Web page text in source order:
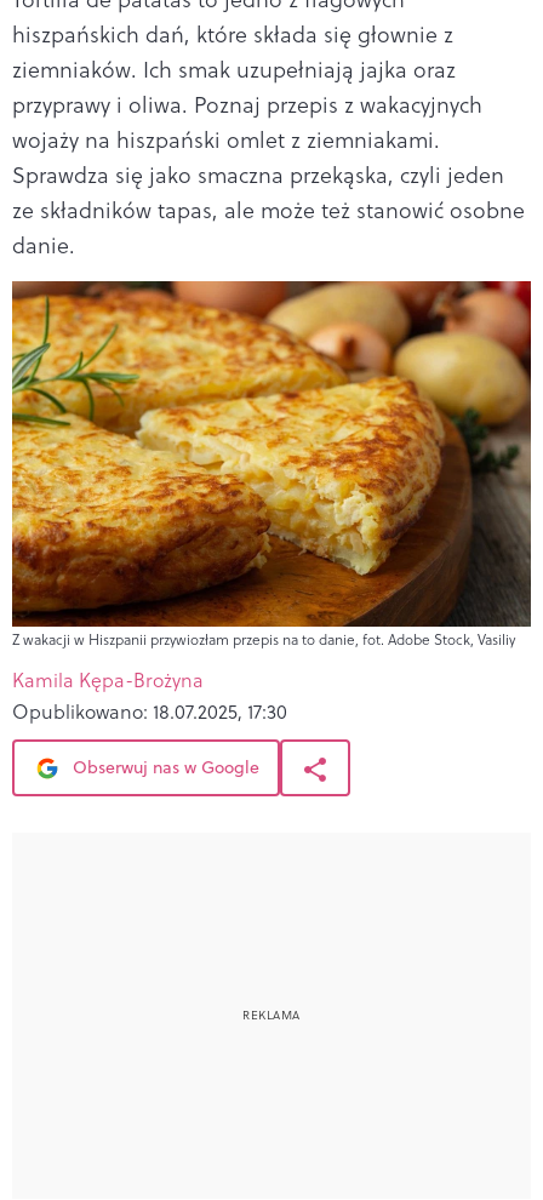
hiszpańskich dań, które składa się głownie z
ziemniaków. Ich smak uzupełniają jajka oraz
przyprawy i oliwa. Poznaj przepis z wakacyjnych
wojaży na hiszpański omlet z ziemniakami.
Sprawdza się jako smaczna przekąska, czyli jeden
ze składników tapas, ale może też stanowić osobne
danie.
Z wakacji w Hiszpanii przywiozłam przepis na to danie, fot. Adobe Stock, Vasiliy
Kamila Kępa-Brożyna
Opublikowano: 18.07.2025, 17:30
Obserwuj nas w Google